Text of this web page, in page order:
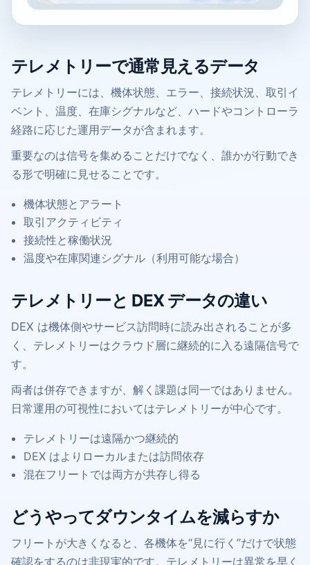
テレメトリーで通常見えるデータ
テレメトリーには、機体状態、エラー、接続状況、取引イ
ベント、温度、在庫シグナルなど、ハードやコントローラ
経路に応じた運用データが含まれます。
重要なのは信号を集めることだけでなく、誰かが行動でき
る形で明確に見せることです。
機体状態とアラート
取引アクティビティ
接続性と稼働状況
温度や在庫関連シグナル（利用可能な場合）
テレメトリーと DEX データの違い
DEX は機体側やサービス訪問時に読み出されることが多
く、テレメトリーはクラウド層に継続的に入る遠隔信号で
す。
両者は併存できますが、解く課題は同一ではありません。
日常運用の可視性においてはテレメトリーが中心です。
テレメトリーは遠隔かつ継続的
DEX はよりローカルまたは訪問依存
混在フリートでは両方が共存し得る
どうやってダウンタイムを減らすか
フリートが大きくなると、各機体を“見に行く”だけで状態
確認をするのは非現実的です。テレメトリーは異常を早く